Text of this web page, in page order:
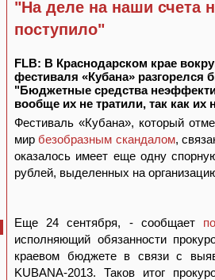
"На деле на наши счета
поступило"
FLB: В Краснодарском крае
фестиваля «Кубана»
"Бюджетные средства
вообще их не тратили, так как их
Фестиваль «Кубана», который
мирбезобразным скандалом,
оказалось имеет еще одну
рублей, выделенных на
Еще 24 сентября, - сообщает
исполняющий обязанности
краевом бюджете в связи с
KUBANA-2013. Таков итог